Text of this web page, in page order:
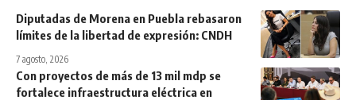
Diputadas de Morena en Puebla rebasaron
límites de la libertad de expresión: CNDH
7 agosto, 2026
Con proyectos de más de 13 mil mdp se
fortalece infraestructura eléctrica en